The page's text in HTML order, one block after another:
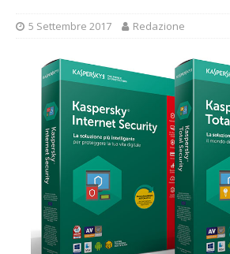
5 Settembre 2017 Redazione